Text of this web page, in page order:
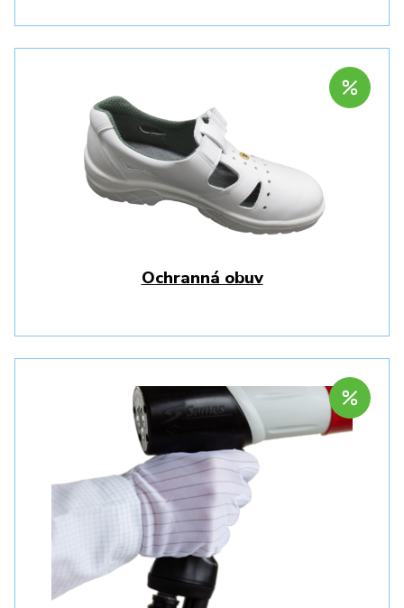
Ochranná obuv